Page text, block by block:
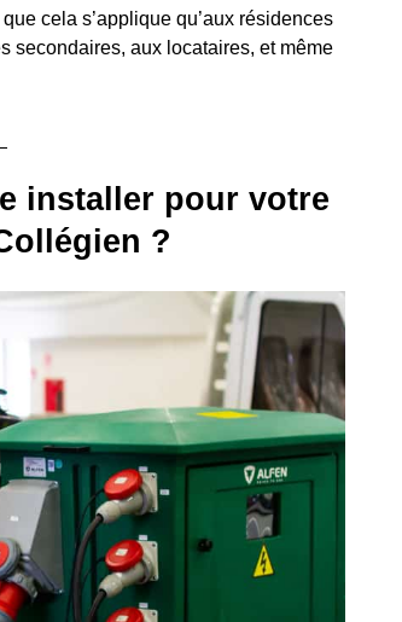
cela s’applique qu’aux résidences
secondaires, aux locataires, et même
installer pour votre
?